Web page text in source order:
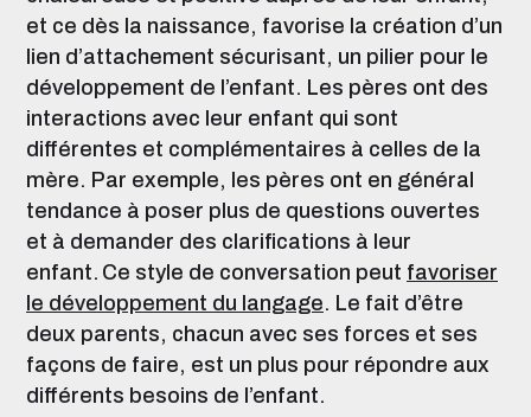
et ce dès la naissance, favorise la création d’un
lien d’attachement sécurisant, un pilier pour le
développement de l’enfant. Les pères ont des
interactions avec leur enfant qui sont
différentes et complémentaires à celles de la
mère. Par exemple, les pères ont en général
tendance à poser plus de questions ouvertes
et à demander des clarifications à leur
enfant. Ce style de conversation peut favoriser
le développement du langage. Le fait d’être
deux parents, chacun avec ses forces et ses
façons de faire, est un plus pour répondre aux
différents besoins de l’enfant.